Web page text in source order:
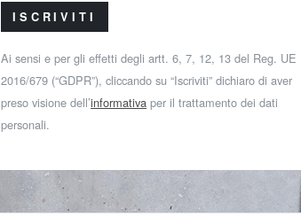
ISCRIVITI
Ai sensi e per gli effetti degli artt. 6, 7, 12, 13 del Reg. UE
2016/679 (“GDPR”), cliccando su “Iscriviti” dichiaro di aver
preso visione dell’informativa per il trattamento dei dati
personali.